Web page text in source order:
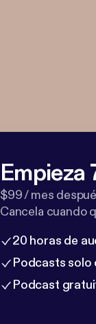
Empieza
$99 / mes
Cancela cuando
20 horas de
Podcasts solo
Podcast